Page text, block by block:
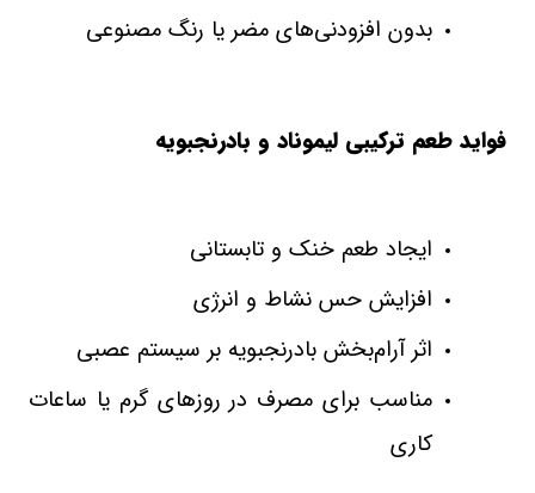
بدون افزودنی‌های مضر یا رنگ مصنوعی
فواید طعم‌ ترکیبی لیموناد و بادرنجبویه
ایجاد طعم خنک و تابستانی
افزایش حس نشاط و انرژی
اثر آرام‌بخش بادرنجبویه بر سیستم عصبی
مناسب برای مصرف در روزهای گرم یا ساعات
کاری